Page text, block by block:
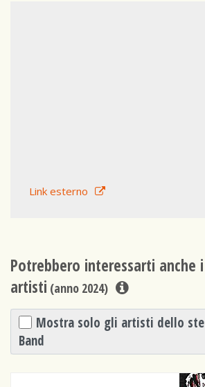
Link esterno
Potrebbero interessarti anche
artisti (anno 2024)
Mostra solo gli artisti dello
Band